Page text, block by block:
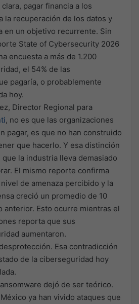
pagar financia a los
la recuperación de los datos y
en un objetivo recurrente. Sin
State of Cybersecurity 2026
encuesta a más de 1.200
el 54% de las
pagaría, o probablemente
hoy.
Director Regional para
, no es que las organizaciones
pagar, es que no han construido
que hacerlo. Y esa distinción
la industria lleva demasiado
El mismo reporte confirma
de amenaza percibido y la
creció un promedio de 10
anterior. Esto ocurre mientras el
reporta que sus
aumentaron.
Esa contradicción
de la ciberseguridad hoy
dejó de ser teórico.
ya han vivido ataques que